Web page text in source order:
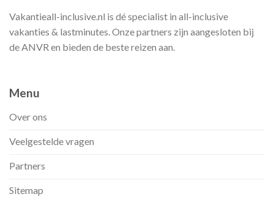
Vakantieall-inclusive.nl is dé specialist in all-inclusive
vakanties & lastminutes. Onze partners zijn aangesloten bij
de ANVR en bieden de beste reizen aan.
Menu
Over ons
Veelgestelde vragen
Partners
Sitemap